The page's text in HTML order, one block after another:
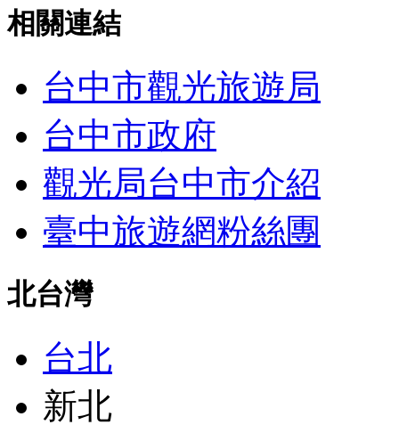
相關連結
台中市觀光旅遊局
台中市政府
觀光局台中市介紹
臺中旅遊網粉絲團
北台灣
台北
新北